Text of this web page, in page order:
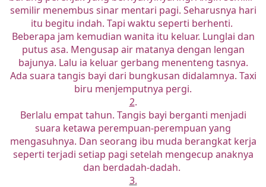
semilir menembus sinar mentari pagi. Seharusnya hari
itu begitu indah. Tapi waktu seperti berhenti.
Beberapa jam kemudian wanita itu keluar. Lunglai dan
putus asa. Mengusap air matanya dengan lengan
bajunya. Lalu ia keluar gerbang menenteng tasnya.
Ada suara tangis bayi dari bungkusan didalamnya. Taxi
biru menjemputnya pergi.
2.
Berlalu empat tahun. Tangis bayi berganti menjadi
suara ketawa perempuan-perempuan yang
mengasuhnya. Dan seorang ibu muda berangkat kerja
seperti terjadi setiap pagi setelah mengecup anaknya
dan berdadah-dadah.
3.